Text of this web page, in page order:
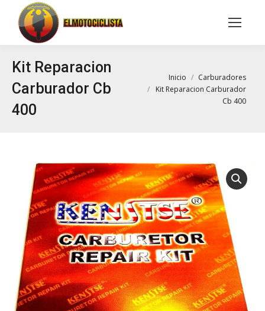
Buscar:
Kit Reparacion
Carburador Cb
400
Estás aquí:Inicio
Carburadores
Kit Reparacion Carburador
Cb 400